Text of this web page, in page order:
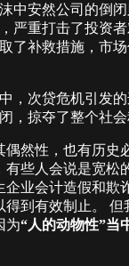
中安然公司的倒
严重打击了投资
了补救措施，市
，次贷危机引发
，掠夺了整个社会
然性，也有历史
有些人会说是宽松
企业会计造假和欺
得到有效制止。 但
为“人的动物性”当